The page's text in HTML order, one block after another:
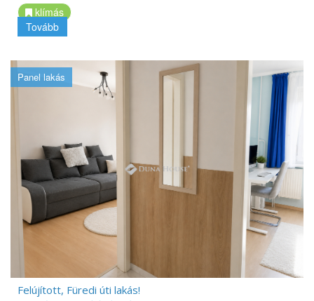
klímás
Tovább
Panel lakás
Felújított, Füredi úti lakás!